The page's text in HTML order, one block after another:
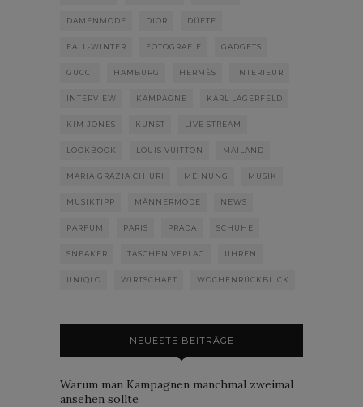
DAMENMODE DIOR DÜFTE
FALL-WINTER FOTOGRAFIE GADGETS
GUCCI HAMBURG HERMÈS INTERIEUR
INTERVIEW KAMPAGNE KARL LAGERFELD
KIM JONES KUNST LIVE STREAM
LOOKBOOK LOUIS VUITTON MAILAND
MARIA GRAZIA CHIURI MEINUNG MUSIK
MUSIKTIPP MÄNNERMODE NEWS
PARFUM PARIS PRADA SCHUHE
SNEAKER TASCHEN VERLAG UHREN
UNIQLO WIRTSCHAFT WOCHENRÜCKBLICK
NEUESTE BEITRÄGE
Warum man Kampagnen manchmal zweimal
ansehen sollte